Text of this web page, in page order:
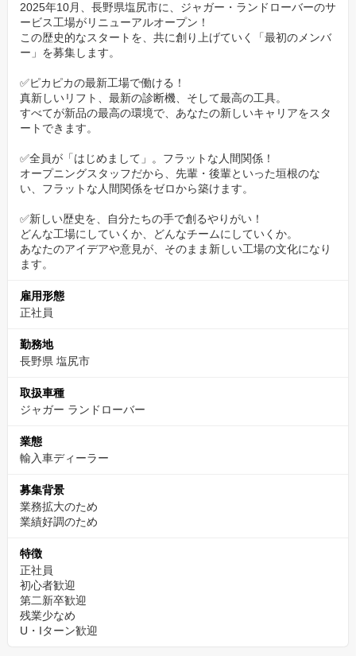
新工場の歴史をゼロから創り上げる、特別な「オープニングスタ
ッフ」の募集です。
新しい仲間たちと、最高のチームを、そして地域で一番愛される
は、今しか味わえません。
2025年10月、長野県塩尻市に、ジャガー・ランドローバーのサ
ービス工場がリニューアルオープン！
この歴史的なスタートを、共に創り上げていく「最初のメンバ
ー」を募集します。
✅ピカピカの最新工場で働ける！
真新しいリフト、最新の診断機、そして最高の工具。
すべてが新品の最高の環境で、あなたの新しいキャリアをスタ
ートできます。
✅全員が「はじめまして」。フラットな人間関係！
オープニングスタッフだから、先輩・後輩といった垣根のな
い、フラットな人間関係をゼロから築けます。
✅新しい歴史を、自分たちの手で創るやりがい！
どんな工場にしていくか、どんなチームにしていくか。
あなたのアイデアや意見が、そのまま新しい工場の文化になり
ます。
雇用形態
正社員
勤務地
長野県 塩尻市
取扱車種
ジャガー ランドローバー
業態
輸入車ディーラー
募集背景
業務拡大のため
業績好調のため
特徴
正社員
初心者歓迎
第二新卒歓迎
残業少なめ
U・Iターン歓迎